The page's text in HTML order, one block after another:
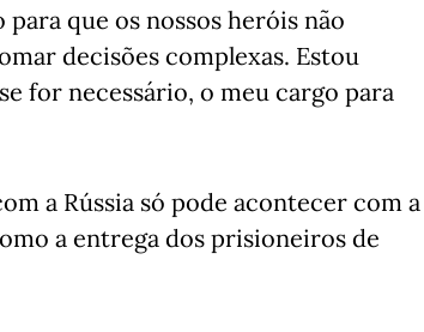
que os nossos heróis não
decisões complexas. Estou
for necessário, o meu cargo para
a Rússia só pode acontecer com a
a entrega dos prisioneiros de